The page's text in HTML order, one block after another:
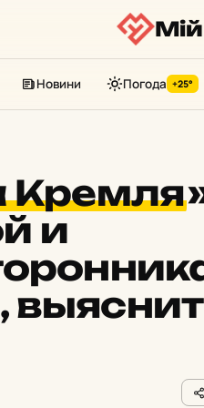
Мій
Новини Погода +25°
Кремля
и